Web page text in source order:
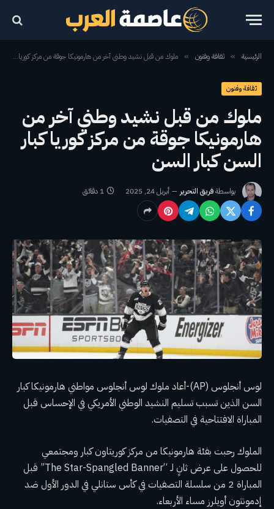
الرئيسية » ثقافة وفنون » ملوك من قبل نشيد وطني آخر من هارمونيكا جوقة من مركز كوريا كبار السن كبار السن
ثقافة وفنون
ملوك من قبل نشيد وطني آخر من
هارمونيكا جوقة من مركز كوريا كبار
السن كبار السن
بواسطةفريق التحرير أبريل 24, 2025 1 دقائق
لوس أنجلوس (AP)-أعاد ملوك لوس أنجلوس مواطني هارمونيكا كبار
السن الذين تسبب تسليم النشيد الوطني الأمريكي في الإحساس قبل
المباراة الافتتاحية في التصفيات.
الملوك رحبت بفئة هارمونيكا من مركز كوريتاون كبار ومجتمعي
للحصول على عرض ثانٍ لـ “The Star-Spangled Banner” قبل
المباراة 2 من سلسلة التصفيات في كأس ستانلي في الدور الأول ضد
إدمونتون أويلرز مساء الأربعاء.